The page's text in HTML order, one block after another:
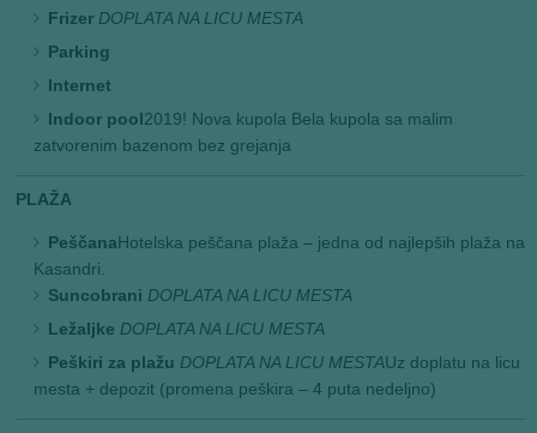
Frizer DOPLATA NA LICU MESTA
Parking
Internet
Indoor pool2019! Nova kupola Bela kupola sa malim
zatvorenim bazenom bez grejanja
PLAŽA
PeščanaHotelska peščana plaža – jedna od najlepših plaža na
Kasandri.
Suncobrani DOPLATA NA LICU MESTA
Ležaljke DOPLATA NA LICU MESTA
Peškiri za plažu DOPLATA NA LICU MESTAUz doplatu na licu
mesta + depozit (promena peškira – 4 puta nedeljno)